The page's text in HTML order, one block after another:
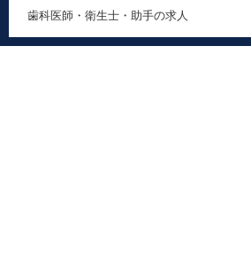
歯科医師・衛生士・助手の求人